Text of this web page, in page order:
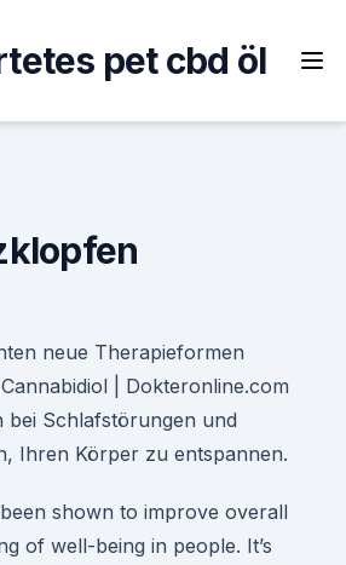
pet cbd öl
neue Therapieformen
| Dokteronline.com
bei Schlafstörungen und
Ihren Körper zu entspannen.
shown to improve overall
of well-being in people. It’s